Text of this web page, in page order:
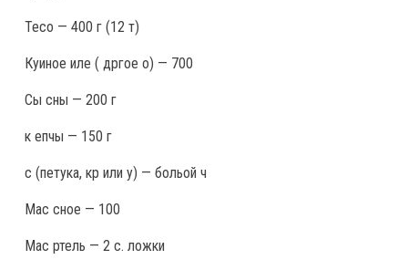
Тесо — 400 г (12 т)
Куиное иле ( дргое о) — 700
Сы сны — 200 г
к епчы — 150 г
с (петука, кр или у) — больой ч
Мас сное — 100
Мас ртель — 2 с. ложки